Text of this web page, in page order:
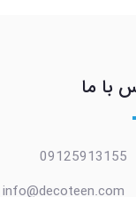
با ما